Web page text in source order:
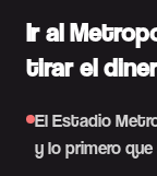
Ir al
tirar el
El Estadio
y lo primero